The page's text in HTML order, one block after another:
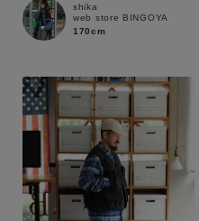
在庫あり
shika
web store BINGOYA
170cm